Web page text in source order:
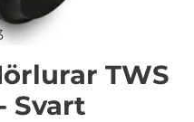
TWS
Svart